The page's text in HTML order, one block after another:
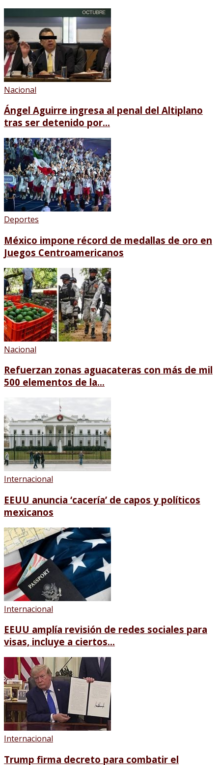
Nacional
Ángel Aguirre ingresa al penal del Altiplano
tras ser detenido por...
Deportes
México impone récord de medallas de oro en
Juegos Centroamericanos
Nacional
Refuerzan zonas aguacateras con más de mil
500 elementos de la...
Internacional
EEUU anuncia ‘cacería’ de capos y políticos
mexicanos
Internacional
EEUU amplía revisión de redes sociales para
visas, incluye a ciertos...
Internacional
Trump firma decreto para combatir el